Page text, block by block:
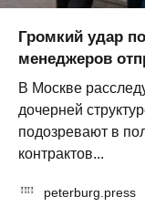
Громкий удар
менеджеров
В Москве
дочерней
подозревают в
контрактов...
peterburg.press